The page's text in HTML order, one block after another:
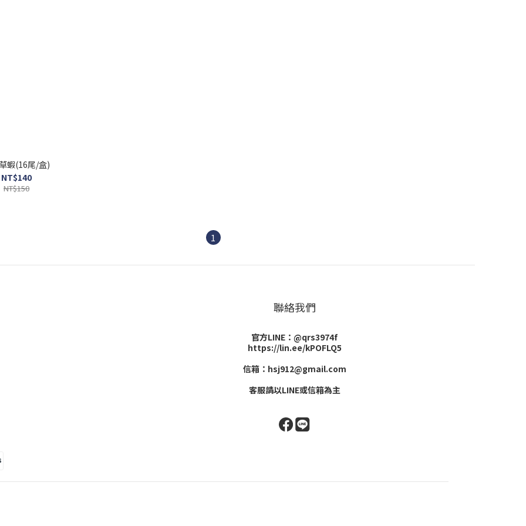
蝦(16尾/盒)
NT$140
NT$150
1
聯絡我們
官方LINE：@qrs3974f
https://lin.ee/kPOFLQ5
信箱：hsj912@gmail.com
客服請以LINE或信箱為主